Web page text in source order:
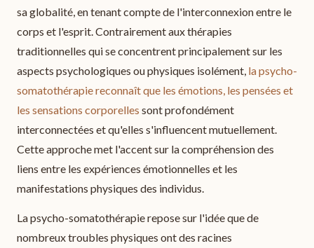
sa globalité, en tenant compte de l'interconnexion entre le
corps et l'esprit. Contrairement aux thérapies
traditionnelles qui se concentrent principalement sur les
aspects psychologiques ou physiques isolément, la psycho-
somatothérapie reconnaît que les émotions, les pensées et
les sensations corporelles sont profondément
interconnectées et qu'elles s'influencent mutuellement.
Cette approche met l'accent sur la compréhension des
liens entre les expériences émotionnelles et les
manifestations physiques des individus.
La psycho-somatothérapie repose sur l'idée que de
nombreux troubles physiques ont des racines